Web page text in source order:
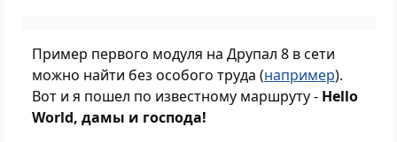
Пример первого модуля на Друпал 8 в сети
можно найти без особого труда (например).
Вот и я пошел по известному маршруту - Hello
World, дамы и господа!